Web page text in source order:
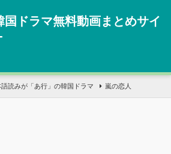
国ドラマ無料動画まとめサイ
読みが「あ行」の韓国ドラマ 嵐の恋人